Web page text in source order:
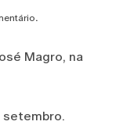
.
Magro, na
setembro.